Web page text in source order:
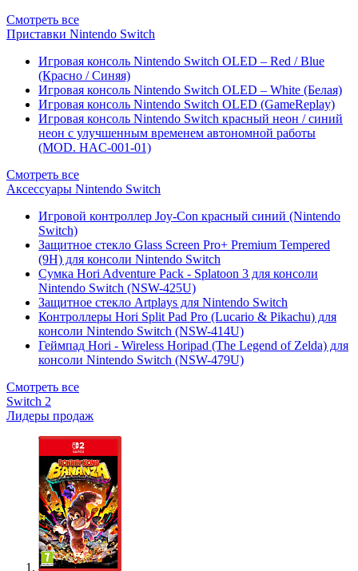
Смотреть все
Приставки Nintendo Switch
Игровая консоль Nintendo Switch OLED – Red / Blue
(Красно / Синяя)
Игровая консоль Nintendo Switch OLED – White (Белая)
Игровая консоль Nintendo Switch OLED (GameReplay)
Игровая консоль Nintendo Switch красный неон / синий
неон с улучшенным временем автономной работы
(MOD. HAC-001-01)
Смотреть все
Аксессуары Nintendo Switch
Игровой контроллер Joy-Con красный синий (Nintendo
Switch)
Защитное стекло Glass Screen Pro+ Premium Tempered
(9H) для консоли Nintendo Switch
Сумка Hori Adventure Pack - Splatoon 3 для консоли
Nintendo Switch (NSW-425U)
Защитное стекло Artplays для Nintendo Switch
Контроллеры Hori Split Pad Pro (Lucario & Pikachu) для
консоли Nintendo Switch (NSW-414U)
Геймпад Hori - Wireless Horipad (The Legend of Zelda) для
консоли Nintendo Switch (NSW-479U)
Смотреть все
Switch 2
Лидеры продаж